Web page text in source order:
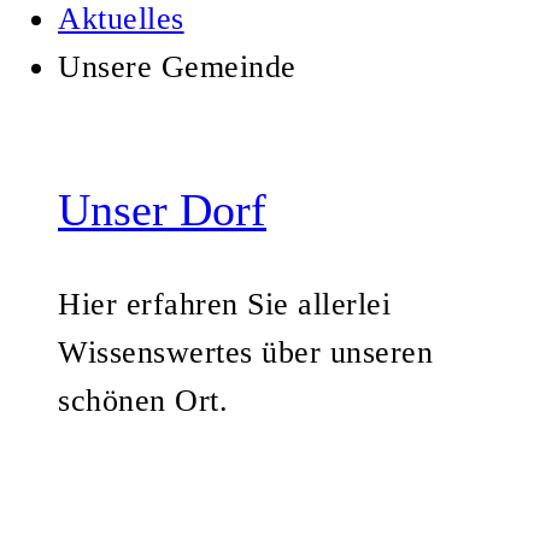
Aktuelles
Unsere Gemeinde
Unser Dorf
Hier erfahren Sie allerlei
Wissenswertes über unseren
schönen Ort.